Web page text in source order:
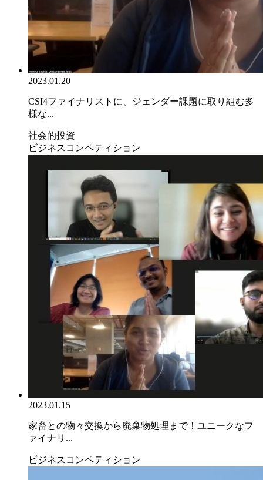
2023.01.20
CSI4ファイナリストに、ジェンダー課題に取り組む多
様な...
社会的投資
ビジネスコンペティション
2023.01.15
家畜との物々交換から廃棄物処理まで！ユニークなフ
ァイナリ...
ビジネスコンペティション